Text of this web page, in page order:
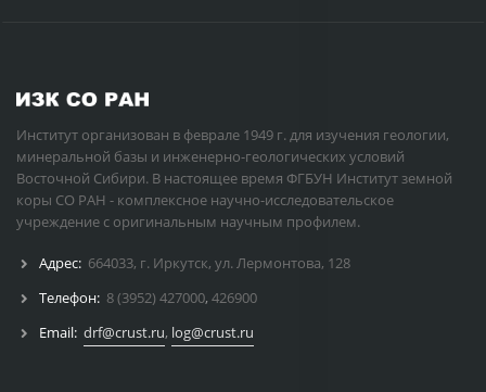
Институт организован в феврале 1949 г. для изучения геологии,
минеральной базы и инженерно-геологических условий
Восточной Сибири. В настоящее время ФГБУН Институт земной
коры СО РАН - комплексное научно-исследовательское
учреждение с оригинальным научным профилем.
Адрес: 664033, г. Иркутск, ул. Лермонтова, 128
Телефон: 8 (3952) 427000, 426900
Email: drf@crust.ru, log@crust.ru